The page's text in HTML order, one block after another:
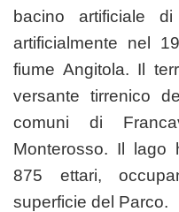
bacino artificiale
artificialmente nel
fiume Angitola. Il
versante tirrenico
comuni di
Monterosso. Il lago
875 ettari,
superficie del Parco.